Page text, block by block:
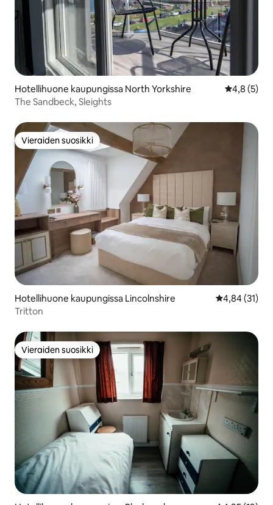
Hotellihuone kaupungissa North Yorkshire
4,8 (5)
The Sandbeck, Sleights
Vieraiden suosikki
Vieraiden suosikki
Hotellihuone kaupungissa Lincolnshire
4,84 (31)
Tritton
Vieraiden suosikki
Vieraiden suosikki